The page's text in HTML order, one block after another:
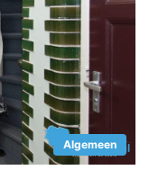
Algemeen